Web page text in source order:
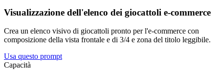
Visualizzazione dell'elenco dei giocattoli e-commerce
Crea un elenco visivo di giocattoli pronto per l'e-commerce con
composizione della vista frontale e di 3/4 e zona del titolo leggibile.
Usa questo prompt
Capacità